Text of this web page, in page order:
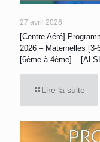
27 avril 2026
[Centre Aéré]
2026 – Maternelles
[6ème à 4ème] –
Lire la suite